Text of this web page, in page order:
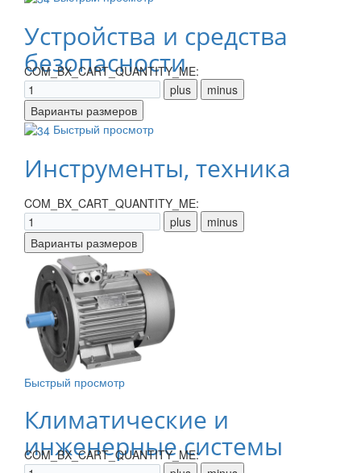
Устройства и средства
безопасности
COM_BX_CART_QUANTITY_ME:
Быстрый просмотр
Инструменты, техника
COM_BX_CART_QUANTITY_ME:
Быстрый просмотр
Климатические и
инженерные системы
COM_BX_CART_QUANTITY_ME: